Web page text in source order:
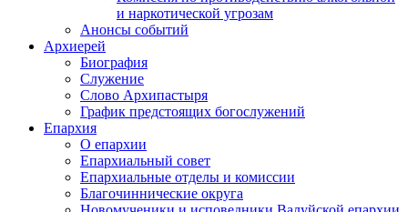
и наркотической угрозам
Анонсы событий
Архиерей
Биография
Служение
Слово Архипастыря
График предстоящих богослужений
Епархия
О епархии
Епархиальный совет
Епархиальные отделы и комиссии
Благочиннические округа